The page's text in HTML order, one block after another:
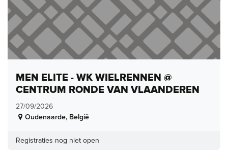
MEN ELITE - WK WIELRENNEN @
CENTRUM RONDE VAN VLAANDEREN
27/09/2026
Oudenaarde, België
Registraties nog niet open